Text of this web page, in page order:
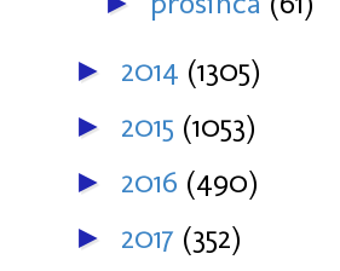
► 2014 (1305)
► 2015 (1053)
► 2016 (490)
► 2017 (352)